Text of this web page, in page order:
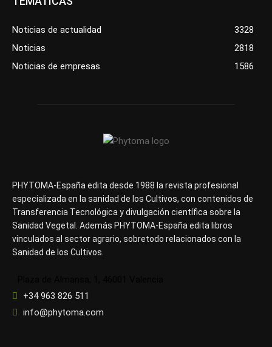
Noticias de actualidad
3328
Noticias
2818
Noticias de empresas
1586
PHYTOMA-España edita desde 1988 la revista profesional
especializada en la sanidad de los Cultivos, con contenidos de
Transferencia Tecnológica y divulgación científica sobre la
Sanidad Vegetal. Además PHYTOMA-España edita libros
vinculados al sector agrario, sobretodo relacionados con la
Sanidad de los Cultivos.
+34 963 826 511
info@phytoma.com